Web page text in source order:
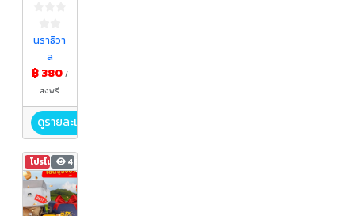
นราธิวา
ส
฿ 380 /
ส่งฟรี
ดูรายละเอียด
โปรโมชัน466